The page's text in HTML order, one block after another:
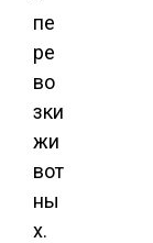
пе
ре
во
зки
жи
вот
ны
х.